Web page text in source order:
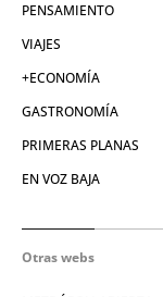
PENSAMIENTO
VIAJES
+ECONOMÍA
GASTRONOMÍA
PRIMERAS PLANAS
EN VOZ BAJA
Otras webs